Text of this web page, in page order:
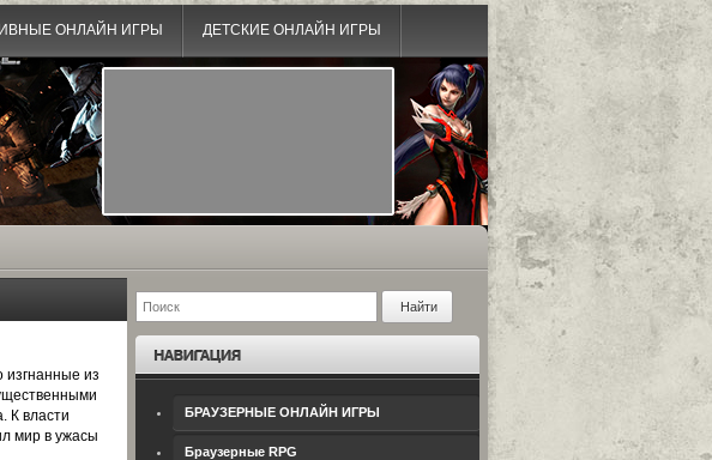
ОНЛАЙН ИГРЫ ДЕТСКИЕ ОНЛАЙН ИГРЫ
изгнанные из
К власти
мир в ужасы
БРАУЗЕРНЫЕ ОНЛАЙН ИГРЫ
Браузерные RPG